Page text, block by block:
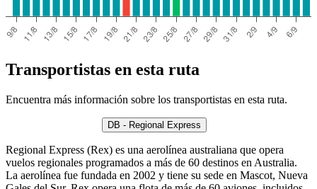
Transportistas en esta ruta
Encuentra más información sobre los transportistas en esta ruta.
DB - Regional Express
Regional Express (Rex) es una aerolínea australiana que opera
vuelos regionales programados a más de 60 destinos en Australia.
La aerolínea fue fundada en 2002 y tiene su sede en Mascot, Nueva